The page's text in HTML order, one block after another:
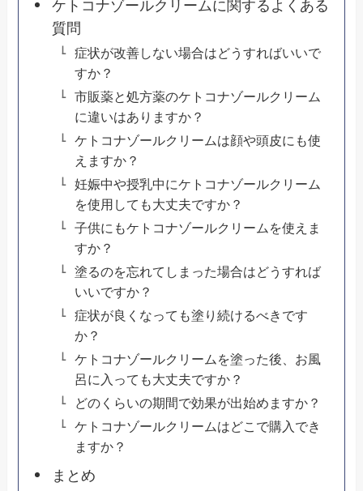
ケトコナゾールクリームに関するよくある
質問
症状が改善しない場合はどうすればいいで
すか？
市販薬と処方薬のケトコナゾールクリーム
に違いはありますか？
ケトコナゾールクリームは顔や頭皮にも使
えますか？
妊娠中や授乳中にケトコナゾールクリーム
を使用しても大丈夫ですか？
子供にもケトコナゾールクリームを使えま
すか？
塗るのを忘れてしまった場合はどうすれば
いいですか？
症状が良くなっても塗り続けるべきです
か？
ケトコナゾールクリームを塗った後、お風
呂に入っても大丈夫ですか？
どのくらいの期間で効果が出始めますか？
ケトコナゾールクリームはどこで購入でき
ますか？
まとめ